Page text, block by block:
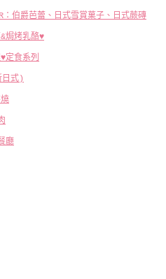
：伯爵芭蕾、日式雪賞菓子、日式蕨磚
焗烤乳酪♥
定食系列
日式)
廳